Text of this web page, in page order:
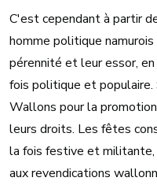
C'est cependant à partir
homme politique namurois
pérennité et leur essor,
fois politique et
Wallons pour la
leurs droits. Les fêtes
la fois festive et militante,
aux revendications